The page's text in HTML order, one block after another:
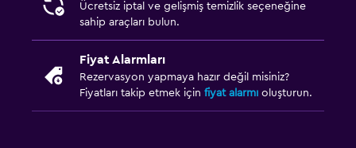
Ücretsiz iptal ve gelişmiş temizlik seçeneğine
sahip araçları bulun.
Fiyat Alarmları
Rezervasyon yapmaya hazır değil misiniz?
Fiyatları takip etmek için fiyat alarmı oluşturun.